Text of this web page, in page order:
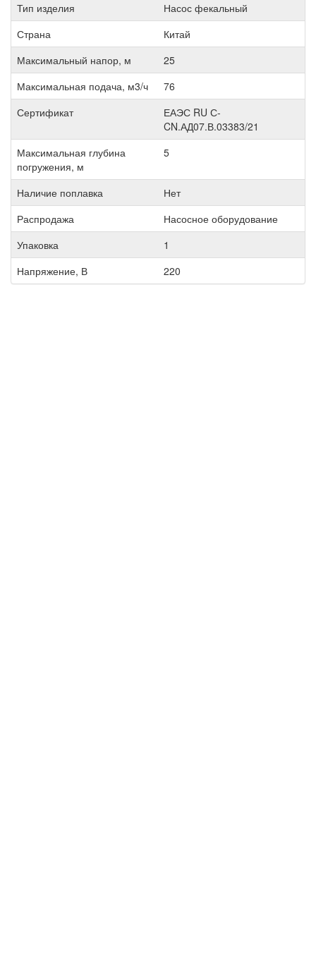
Тип изделия
Насос фекальный
Страна
Китай
Максимальный напор, м
25
Максимальная подача, м3/ч
76
Сертификат
ЕАЭС RU С-
CN.АД07.В.03383/21
Максимальная глубина
погружения, м
5
Наличие поплавка
Нет
Распродажа
Насосное оборудование
Упаковка
1
Напряжение, В
220